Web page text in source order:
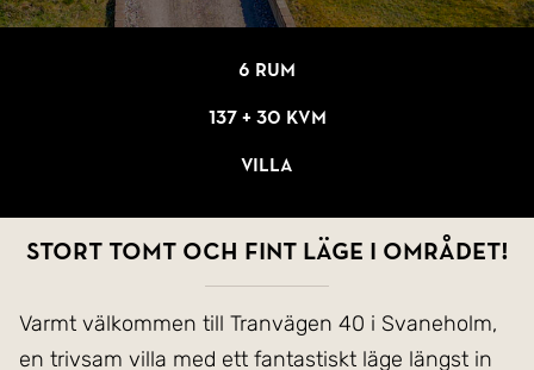
6 rum
137 + 30 kvm
Villa
Stort tomt och fint läge i området!
Varmt välkommen till Tranvägen 40 i Svaneholm,
en trivsam villa med ett fantastiskt läge längst in